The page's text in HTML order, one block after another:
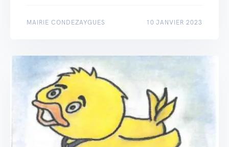
MAIRIE CONDEZAYGUES 10 JANVIER 2023